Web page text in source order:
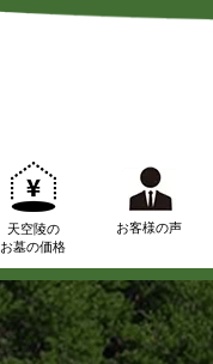
天空陵の
お墓の価格
お客様の声